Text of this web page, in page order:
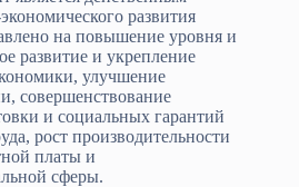
развития
на повышение уровня и
развитие и укрепление
улучшение
совершенствование
и социальных гарантий
рост производительности
платы и
сферы.